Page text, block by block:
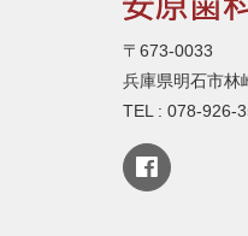
〒673-0033
兵庫県明石市林
TEL : 078-926-